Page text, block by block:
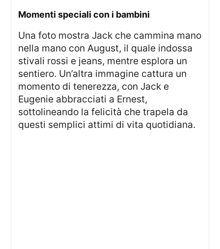
Momenti speciali con i bambini
Una foto mostra Jack che cammina mano
nella mano con August, il quale indossa
stivali rossi e jeans, mentre esplora un
sentiero. Un’altra immagine cattura un
momento di tenerezza, con Jack e
Eugenie abbracciati a Ernest,
sottolineando la felicità che trapela da
questi semplici attimi di vita quotidiana.